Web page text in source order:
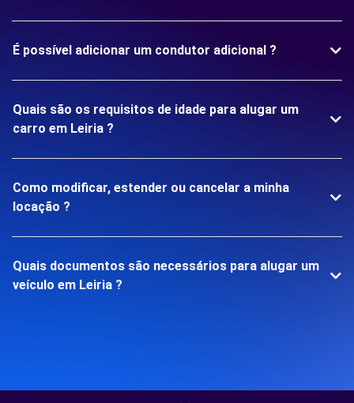
É possível adicionar um condutor adicional ?
Quais são os requisitos de idade para alugar um
carro em Leiria ?
Como modificar, estender ou cancelar a minha
locação ?
Quais documentos são necessários para alugar um
veículo em Leiria ?